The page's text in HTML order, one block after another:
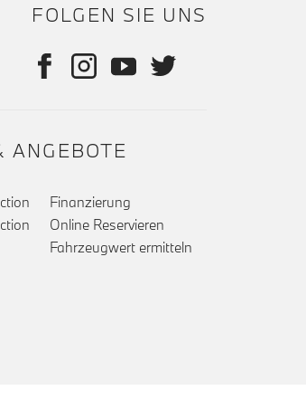
FOLGEN SIE UNS
ANGEBOTE
Finanzierung
Online Reservieren
Fahrzeugwert ermitteln